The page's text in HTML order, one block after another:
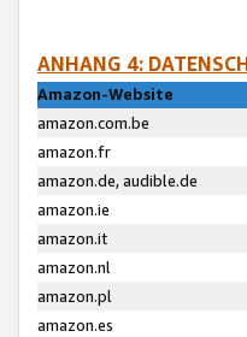
ANHANG 4:
Amazon-Website
amazon.com.be
amazon.fr
amazon.de, audible.de
amazon.ie
amazon.it
amazon.nl
amazon.pl
amazon.es